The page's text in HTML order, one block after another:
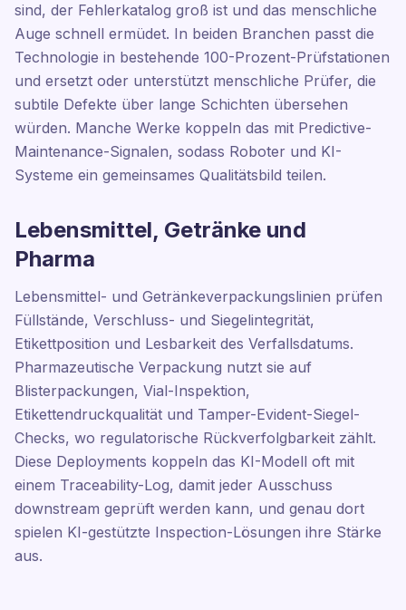
sind, der Fehlerkatalog groß ist und das menschliche
Auge schnell ermüdet. In beiden Branchen passt die
Technologie in bestehende 100-Prozent-Prüfstationen
und ersetzt oder unterstützt menschliche Prüfer, die
subtile Defekte über lange Schichten übersehen
würden. Manche Werke koppeln das mit Predictive-
Maintenance-Signalen, sodass Roboter und KI-
Systeme ein gemeinsames Qualitätsbild teilen.
Lebensmittel, Getränke und
Pharma
Lebensmittel- und Getränkeverpackungslinien prüfen
Füllstände, Verschluss- und Siegelintegrität,
Etikettposition und Lesbarkeit des Verfallsdatums.
Pharmazeutische Verpackung nutzt sie auf
Blisterpackungen, Vial-Inspektion,
Etikettendruckqualität und Tamper-Evident-Siegel-
Checks, wo regulatorische Rückverfolgbarkeit zählt.
Diese Deployments koppeln das KI-Modell oft mit
einem Traceability-Log, damit jeder Ausschuss
downstream geprüft werden kann, und genau dort
spielen KI-gestützte Inspection-Lösungen ihre Stärke
aus.